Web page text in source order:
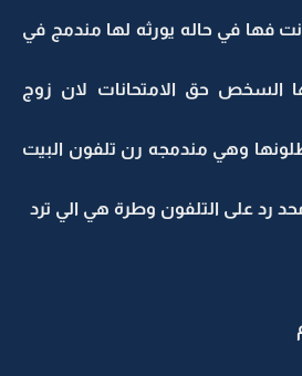
فها في حاله يورثه لها مندمج في
السخص حق الامتحانات لان زوج
وهي مندمجه رن تلفون البيت
رد على التلفون وطرة هي الي ترد